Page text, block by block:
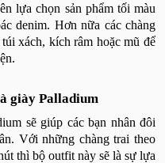
lựa chọn sản phẩm tối màu
denim. Hơn nữa các chàng
xách, kích râm hoặc mũ để
giày Palladium
sẽ giúp các bạn nhân đôi
Với những chàng trai theo
thì bộ outfit này sẽ là sự lựa